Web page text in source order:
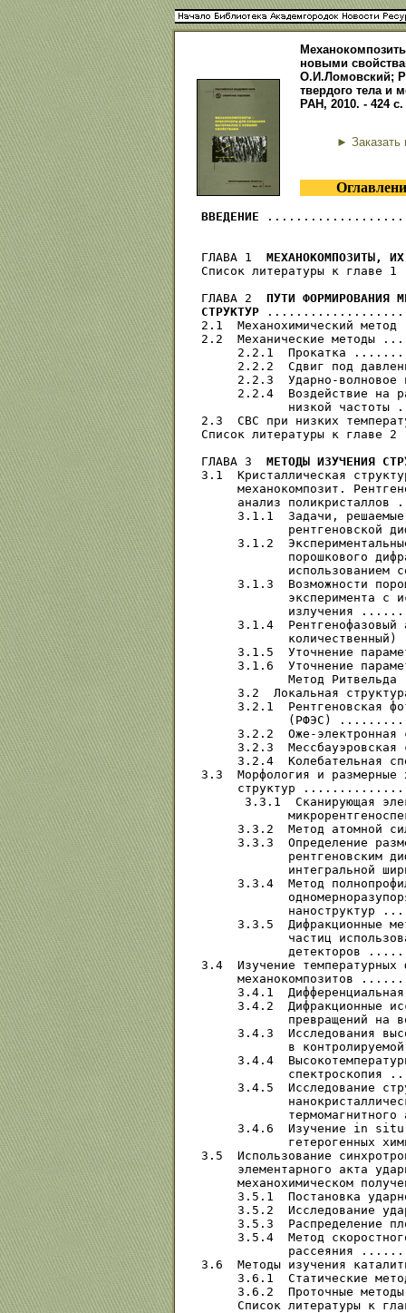
новыми
О.И.Ломовский;
твердого тела и
РАН, 2010. - 424
► Заказать
ВВЕДЕНИЕ
ГЛАВА 1 МЕХАНОКОМПОЗИТЫ,
Список литературы к
ГЛАВА 2 ПУТИ ФОРМИРОВАНИЯ
СТРУКТУР
2.1
2.2  Механические
2.2.1  Прокатка
2.2.2  Сдвиг под
2.2.3  Ударно-волновое
2.2.4  Воздействие на
низкой частоты
2.3  СВС при низких
Список литературы к
ГЛАВА 3 МЕТОДЫ ИЗУЧЕНИЯ
3.1  Кристаллическая
механокомпозит.
анализ поликристаллов
3.1.1  Задачи,
рентгеновской
3.1.2
порошкового
использованием
3.1.3  Возможности
эксперимента с
излучения
3.1.4  Рентгенофазовый
количественный)
3.1.5  Уточнение
3.1.6  Уточнение
Метод Ритвельда
3.2  Локальная
3.2.1  Рентгеновская
(РФЭС)
3.2.2  Оже-электронная
3.2.3  Мессбауэровская
3.2.4  Колебательная
3.3  Морфология и размерные
структур
3.3.1  Сканирующая
3.3.2  Метод атомной
3.3.3  Определение
рентгеновским
интегральной
3.3.4  Метод
наноструктур
3.3.5  Дифракционные
частиц
детекторов
3.4  Изучение температурных
механокомпозитов
3.4.1
3.4.2  Дифракционные
превращений на
3.4.3  Исследования
в
3.4.4
спектроскопия
3.4.5  Исследование
термомагнитного
3.4.6  Изучение in
гетерогенных
3.5  Использование
элементарного акта
механохимическом
3.5.1  Постановка
3.5.2  Исследование
3.5.3  Распределение
3.5.4  Метод
рассеяния
3.6  Методы изучения
3.6.1  Статические
3.6.2  Проточные
Список литературы к